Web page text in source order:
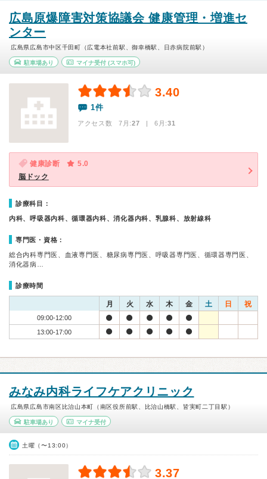
広島原爆障害対策協議会 健康管理・増進セ
ンター
広島県広島市中区千田町（広電本社前駅、御幸橋駅、日赤病院前駅）
駐車場あり マイナ受付(スマホ可)
3.40
1件
アクセス数 7月:27 | 6月:31
健康診断
5.0
脳ドック
診療科目：
内科、呼吸器内科、循環器内科、消化器内科、乳腺科、放射線科
専門医・資格：
総合内科専門医、血液専門医、糖尿病専門医、呼吸器専門医、循環器専門医、
消化器病…
診療時間
月 火 水 木 金 土 日 祝
09:00-12:00
13:00-17:00
みなみ内科ライフケアクリニック
広島県広島市南区比治山本町（南区役所前駅、比治山橋駅、皆実町二丁目駅）
駐車場あり マイナ受付
土曜（〜13:00）
3.37